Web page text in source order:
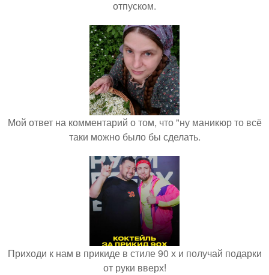
отпуском.
Мой ответ на комментарий о том, что "ну маникюр то всё
таки можно было бы сделать.
Приходи к нам в прикиде в стиле 90 х и получай подарки
от руки вверх!